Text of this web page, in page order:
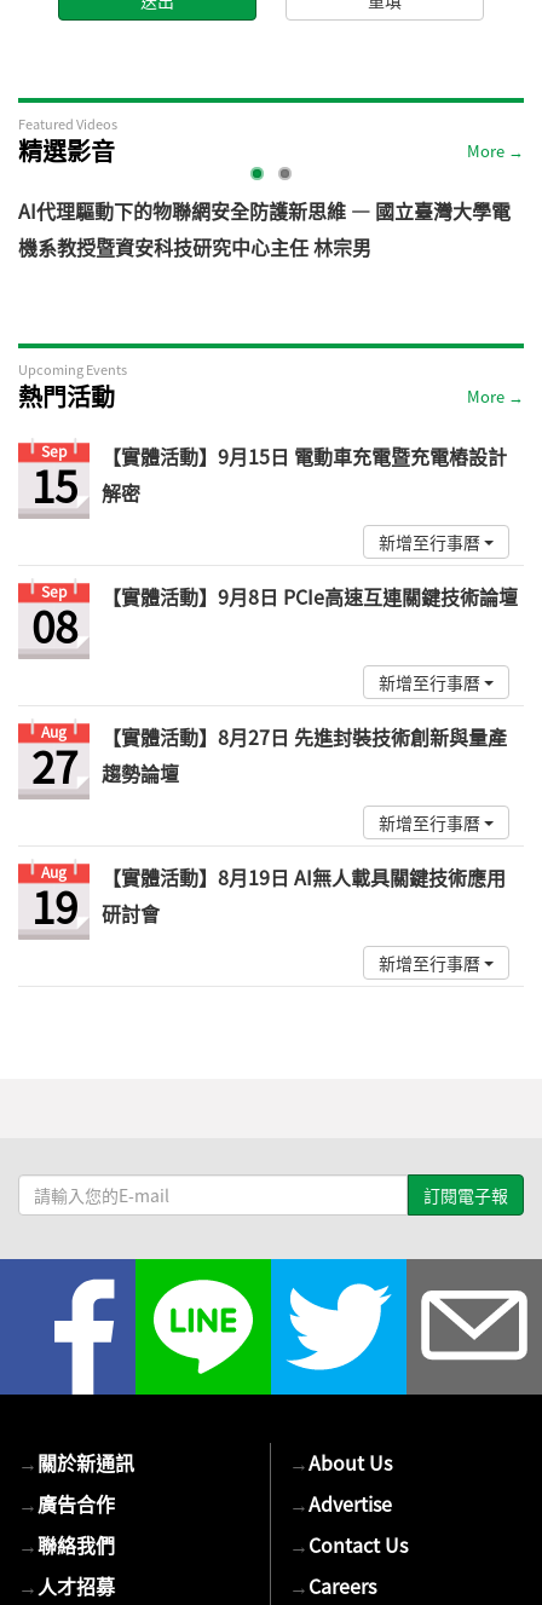
Featured Videos
精選影音 More →
AI代理驅動下的物聯網安全防護新思維 — 國立臺灣大學電
機系教授暨資安科技研究中心主任 林宗男
Upcoming Events
熱門活動 More →
Sep
15
【實體活動】9月15日 電動車充電暨充電樁設計
解密
新增至行事曆
Sep
08 【實體活動】9月8日 PCIe高速互連關鍵技術論壇
新增至行事曆
Aug
27
【實體活動】8月27日 先進封裝技術創新與量產
趨勢論壇
新增至行事曆
Aug
19
【實體活動】8月19日 AI無人載具關鍵技術應用
研討會
新增至行事曆
請
輸
→關於新通訊
→廣告合作
→聯絡我們
→人才招募
→About Us
→Advertise
→Contact Us
→Careers